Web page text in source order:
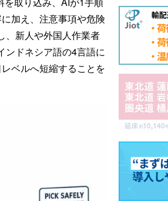
加え、注意事項や危険
、新人や外国人作業者
ンドネシア語の4言語に
ベルへ短縮することを